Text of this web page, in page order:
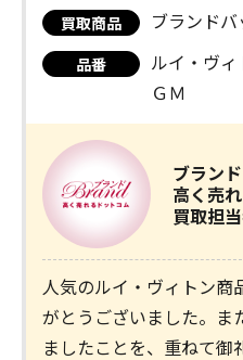
買取商品 ブランド
品番
ルイ・ヴ
ＧＭ
ブランド
高く売
買取担
人気のルイ・ヴィトン商
がとうございました。ま
ましたことを、重ねて御